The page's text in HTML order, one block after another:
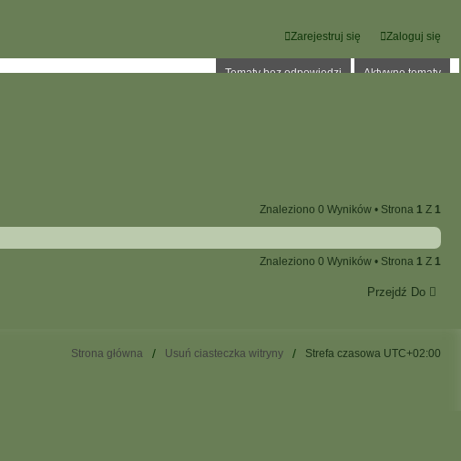
Zaloguj się
Zarejestruj się
Tematy bez odpowiedzi Aktywne tematy
Znaleziono 0 Wyników • Strona 1 Z 1
Znaleziono 0 Wyników • Strona 1 Z 1
Przejdź Do
Strona główna Usuń ciasteczka witryny Strefa czasowa UTC+02:00